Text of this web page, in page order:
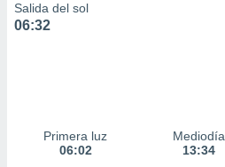
Salida del sol
06:32
Primera luz
06:02
Mediodía
13:34